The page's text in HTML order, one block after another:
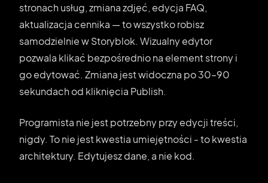
stronach usług, zmiana zdjęć, edycja FAQ,
aktualizacja cennika — to wszystko robisz
samodzielnie w Storyblok. Wizualny edytor
pozwala klikać bezpośrednio na element strony i
go edytować. Zmiana jest widoczna po 30–90
sekundach od kliknięcia Publish.
Programista nie jest potrzebny przy edycji treści,
nigdy. To nie jest kwestia umiejętności - to kwestia
architektury. Edytujesz dane, a nie kod.